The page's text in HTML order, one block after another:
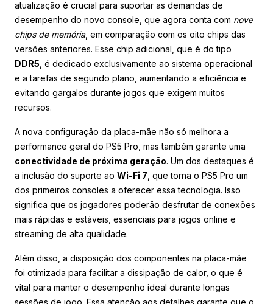
atualização é crucial para suportar as demandas de
desempenho do novo console, que agora conta com nove
chips de memória, em comparação com os oito chips das
versões anteriores. Esse chip adicional, que é do tipo
DDR5 , é dedicado exclusivamente ao sistema operacional
e a tarefas de segundo plano, aumentando a eficiência e
evitando gargalos durante jogos que exigem muitos
recursos.
A nova configuração da placa-mãe não só melhora a
performance geral do PS5 Pro, mas também garante uma
conectividade de próxima geração. Um dos destaques é
a inclusão do suporte ao Wi-Fi 7 , que torna o PS5 Pro um
dos primeiros consoles a oferecer essa tecnologia. Isso
significa que os jogadores poderão desfrutar de conexões
mais rápidas e estáveis, essenciais para jogos online e
streaming de alta qualidade.
Além disso, a disposição dos componentes na placa-mãe
foi otimizada para facilitar a dissipação de calor, o que é
vital para manter o desempenho ideal durante longas